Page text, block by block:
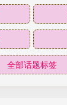
全部话题标签